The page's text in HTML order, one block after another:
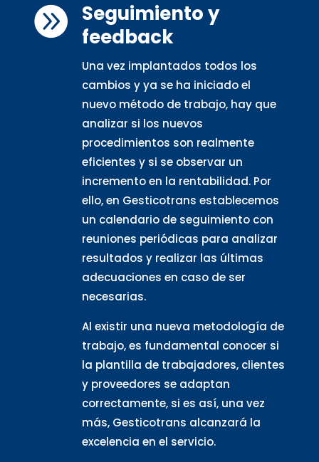
 Seguimiento y
feedback
Una vez implantados todos los
cambios y ya se ha iniciado el
nuevo método de trabajo, hay que
analizar si los nuevos
procedimientos son realmente
eficientes y si se observar un
incremento en la rentabilidad. Por
ello, en Gesticotrans establecemos
un calendario de seguimiento con
reuniones periódicas para analizar
resultados y realizar las últimas
adecuaciones en caso de ser
necesarias.
Al existir una nueva metodología de
trabajo, es fundamental conocer si
la plantilla de trabajadores, clientes
y proveedores se adaptan
correctamente, si es así, una vez
más, Gesticotrans alcanzará la
excelencia en el servicio.